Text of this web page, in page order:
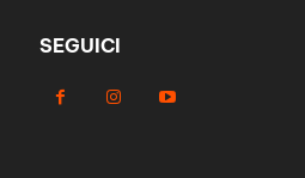
SEGUICI